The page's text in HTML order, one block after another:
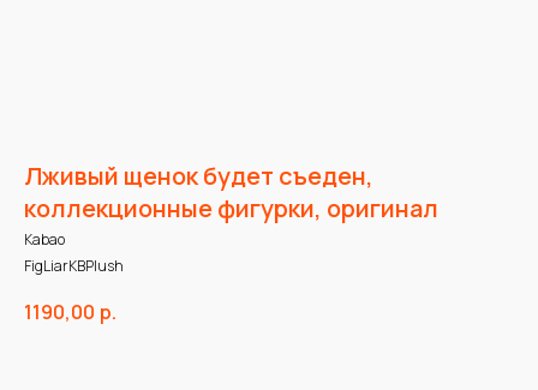
Лживый щенок будет съеден,
коллекционные фигурки, оригинал
Kabao
FigLiarKBPlush
1190,00 р.